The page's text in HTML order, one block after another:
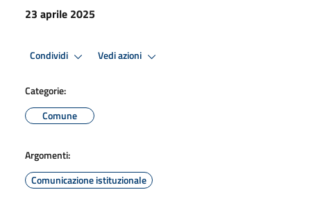
23 aprile 2025
Condividi Vedi azioni
Categorie:
Comune
Argomenti:
Comunicazione istituzionale